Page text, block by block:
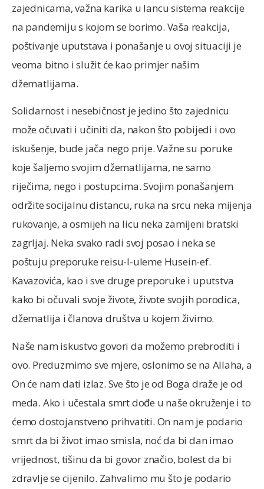
zajednicama, važna karika u lancu sistema reakcije
na pandemiju s kojom se borimo. Vaša reakcija,
poštivanje uputstava i ponašanje u ovoj situaciji je
veoma bitno i služit će kao primjer našim
džematlijama.
Solidarnost i nesebičnost je jedino što zajednicu
može očuvati i učiniti da, nakon što pobijedi i ovo
iskušenje, bude jača nego prije. Važne su poruke
koje šaljemo svojim džematlijama, ne samo
riječima, nego i postupcima. Svojim ponašanjem
održite socijalnu distancu, ruka na srcu neka mijenja
rukovanje, a osmijeh na licu neka zamijeni bratski
zagrljaj. Neka svako radi svoj posao i neka se
poštuju preporuke reisu-l-uleme Husein-ef.
Kavazovića, kao i sve druge preporuke i uputstva
kako bi očuvali svoje živote, živote svojih porodica,
džematlija i članova društva u kojem živimo.
Naše nam iskustvo govori da možemo prebroditi i
ovo. Preduzmimo sve mjere, oslonimo se na Allaha, a
On će nam dati izlaz. Sve što je od Boga draže je od
meda. Ako i učestala smrt dođe u naše okruženje i to
ćemo dostojanstveno prihvatiti. On nam je podario
smrt da bi život imao smisla, noć da bi dan imao
vrijednost, tišinu da bi govor značio, bolest da bi
zdravlje se cijenilo. Zahvalimo mu što je podario